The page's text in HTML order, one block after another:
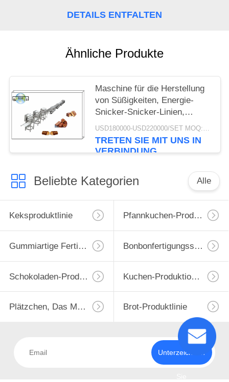
DETAILS ENTFALTEN
Ähnliche Produkte
Maschine für die Herstellung
von Süßigkeiten, Energie-
Snicker-Snicker-Linien,
Protein-Süßigkeiten
TRETEN SIE MIT UNS IN
VERBINDUNG
Beliebte Kategorien Alle
Keksproduktlinie Pfannkuchen-Produktionslinie
Gummiartige Fertigungsstraße Bonbonfertigungsstraße
Schokoladen-Produktlinie Kuchen-Produktions-Maschine
Plätzchen, Das Maschine Bildet Brot-Produktlinie
Unterzeichnen